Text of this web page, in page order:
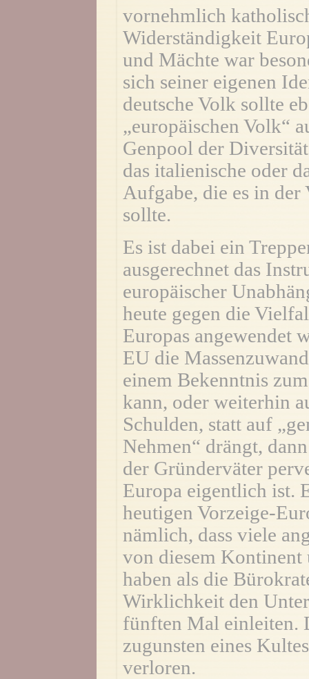
vornehmlich
Widerständigkeit
und Mächte war
sich seiner eigenen
deutsche Volk sollte
„europäischen Volk“
Genpool der
das italienische oder
Aufgabe, die es in
sollte.
Es ist dabei ein
ausgerechnet das
europäischer
heute gegen die
Europas angewendet
EU die
einem Bekenntnis
kann, oder weiterhin
Schulden, statt auf
Nehmen“ drängt,
der Gründerväter
Europa eigentlich ist.
heutigen Vorzeige-
nämlich, dass viele
von diesem Kontinent
haben als die
Wirklichkeit den
fünften Mal einleiten.
zugunsten eines
verloren.